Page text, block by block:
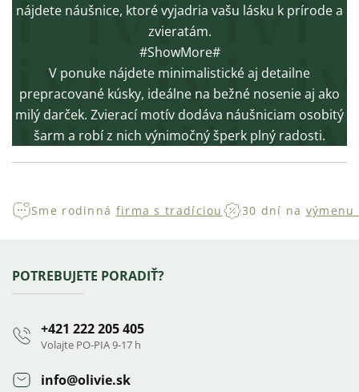
nájdete náušnice, ktoré vyjadria vašu lásku k prírode a
zvieratám.
#ShowMore#
V ponuke nájdete minimalistické aj detailne
prepracované kúsky, ideálne na bežné nosenie aj ako
milý darček. Zvierací motív dodáva náušniciam osobitý
šarm a robí z nich výnimočný šperk plný radosti.
Sme rodinná firma s tradíciou 30 dní na
Zápätie
POTREBUJETE PORADIŤ?
+421 222 205 405
Volajte PO-PIA 9-17 h
info@olivie.sk